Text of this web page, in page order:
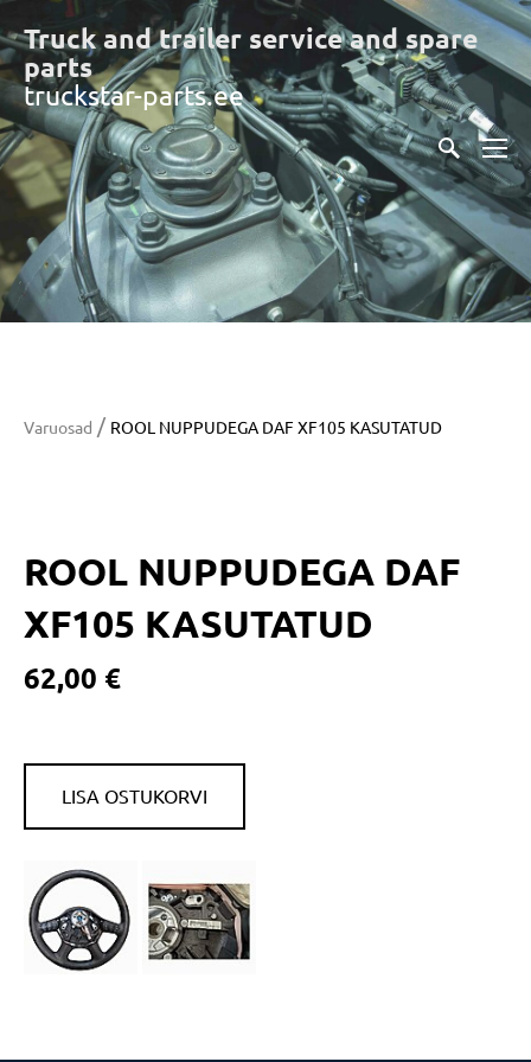
Truck and trailer service and spare
parts
truckstar-parts.ee
Varuosad / ROOL NUPPUDEGA DAF XF105 KASUTATUD
ROOL NUPPUDEGA DAF
XF105 KASUTATUD
62,00 €
LISA OSTUKORVI